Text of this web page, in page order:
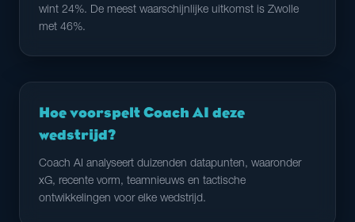
wint 24%. De meest waarschijnlijke uitkomst is Zwolle
met 46%.
Hoe voorspelt Coach AI deze
wedstrijd?
Coach AI analyseert duizenden datapunten, waaronder
xG, recente vorm, teamnieuws en tactische
ontwikkelingen voor elke wedstrijd.